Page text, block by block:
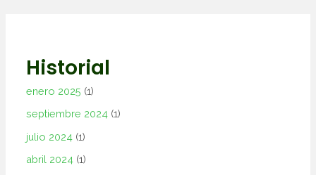
Historial
enero 2025 (1)
septiembre 2024 (1)
julio 2024 (1)
abril 2024 (1)